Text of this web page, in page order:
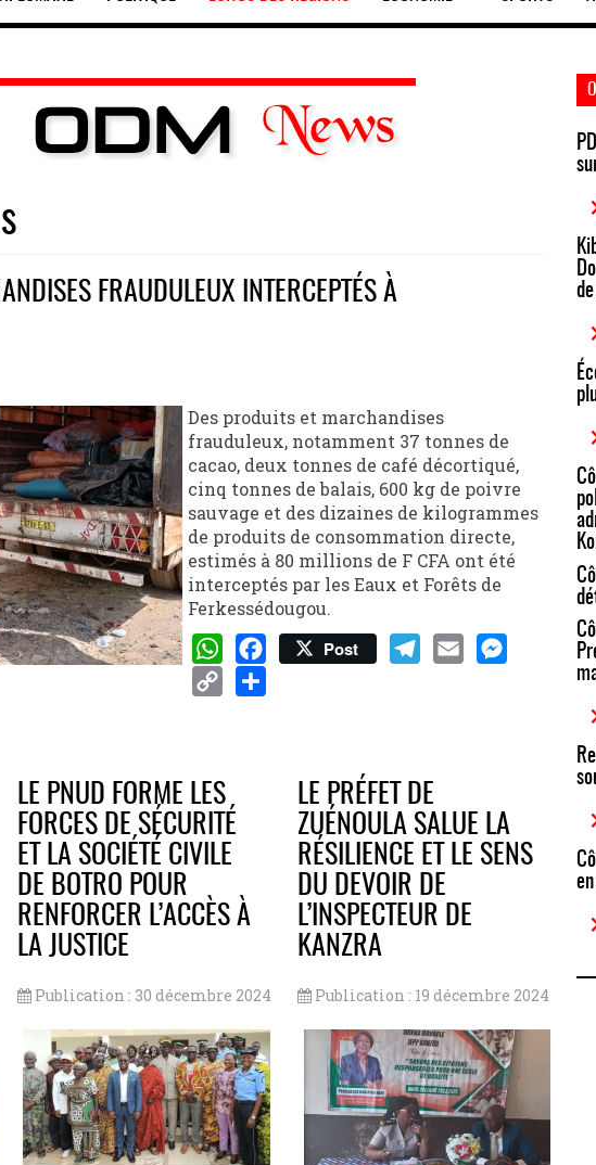
FRAUDULEUX INTERCEPTÉS À
Des produits et marchandises
frauduleux, notamment 37 tonnes de
cacao, deux tonnes de café décortiqué,
cinq tonnes de balais, 600 kg de poivre
sauvage et des dizaines de kilogrammes
de produits de consommation directe,
estimés à 80 millions de F CFA ont été
interceptés par les Eaux et Forêts de
Ferkessédougou.
WhatsAppFacebook
Post
LE PNUD FORME LES
FORCES DE SÉCURITÉ
ET LA SOCIÉTÉ CIVILE
DE BOTRO POUR
RENFORCER L’ACCÈS À
LA JUSTICE
Publication : 30 décembre 2024
LE PRÉFET DE
ZUÉNOULA SALUE LA
RÉSILIENCE ET LE SENS
DU DEVOIR DE
L’INSPECTEUR DE
KANZRA
Publication : 19 décembre 2024